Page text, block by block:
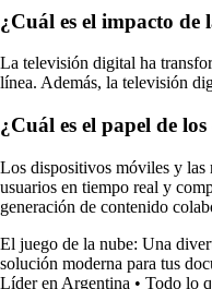
¿Cuál es el impacto
La televisión digital ha
línea. Además, la televisión
¿Cuál es el papel de
Los dispositivos móviles y las
usuarios en tiempo real y
generación de contenido
El juego de la nube: Una
solución moderna para tus
Líder en Argentina • Todo lo